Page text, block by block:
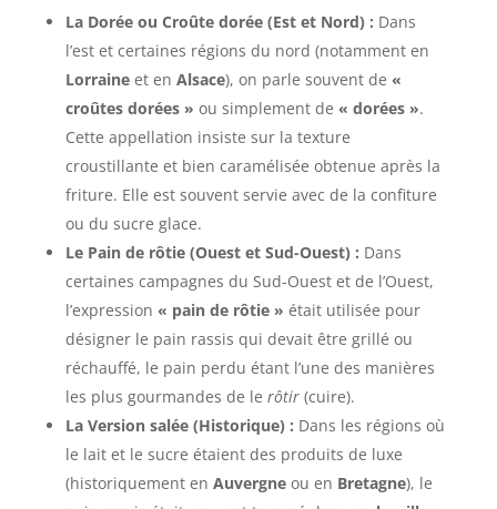
La Dorée ou Croûte dorée (Est et Nord) : Dans
l’est et certaines régions du nord (notamment en
Lorraineet en Alsace), on parle souvent de «
croûtes dorées » ou simplement de « dorées ».
Cette appellation insiste sur la texture
croustillante et bien caramélisée obtenue après la
friture. Elle est souvent servie avec de la confiture
ou du sucre glace.
Le Pain de rôtie (Ouest et Sud-Ouest) : Dans
certaines campagnes du Sud-Ouest et de l’Ouest,
l’expression « pain de rôtie » était utilisée pour
désigner le pain rassis qui devait être grillé ou
réchauffé, le pain perdu étant l’une des manières
les plus gourmandes de le rôtir(cuire).
La Version salée (Historique) : Dans les régions où
le lait et le sucre étaient des produits de luxe
(historiquement en Auvergneou en Bretagne), le